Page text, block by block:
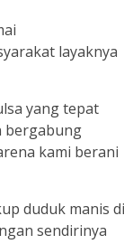
layaknya
yang tepat
bergabung
kami berani
duduk manis di
sendirinya